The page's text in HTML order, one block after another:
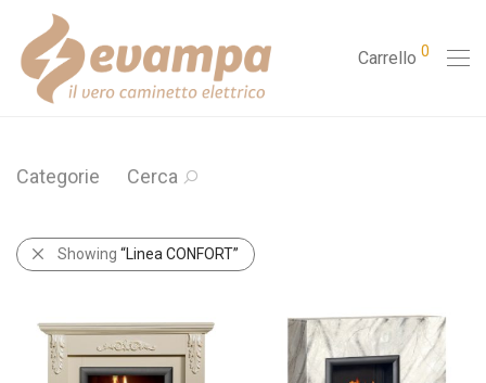
Carrello 0
Categorie Cerca
Showing “Linea CONFORT”